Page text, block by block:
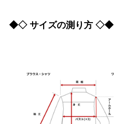
◆◇ サイズの測り方 ◇◆